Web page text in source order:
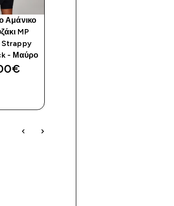
Αμάνικο
MP
Strappy
- Μαύρο